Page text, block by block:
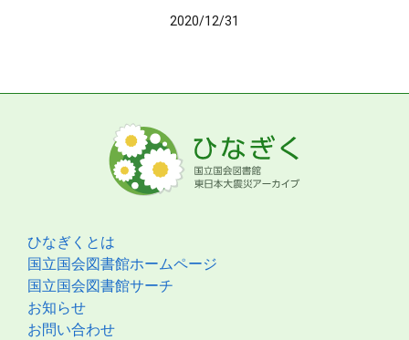
2020/12/31
ひなぎくとは
国立国会図書館ホームページ
国立国会図書館サーチ
お知らせ
お問い合わせ